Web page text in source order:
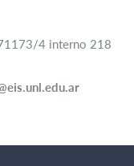
4 interno 218